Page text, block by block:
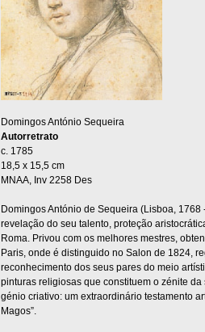
Domingos António Sequeira
Autorretrato
c. 1785
18,5 x 15,5 cm
MNAA, Inv 2258 Des
Domingos António de Sequeira (Lisboa,
revelação do seu talento, proteção
Roma. Privou com os melhores mestres,
Paris, onde é distinguido no Salon de 1824,
reconhecimento dos seus pares do meio
pinturas religiosas que constituem o zénite
génio criativo: um extraordinário testamento
Magos”.